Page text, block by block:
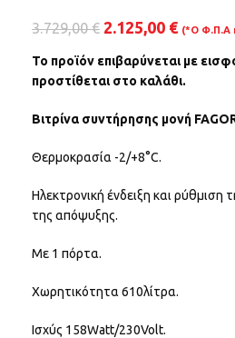
3.729,00€ 2.125,00 € (*Ο Φ.Π.Α
Το προϊόν επιβαρύνεται με
προστίθεται στο καλάθι.
Βιτρίνα συντήρησης μονή
Θερμοκρασία -2/+8°C.
Ηλεκτρονική ένδειξη και ρύθμιση
της απόψυξης.
Με 1 πόρτα.
Χωρητικότητα 610λίτρα.
Ισχύς 158Watt/230Volt.